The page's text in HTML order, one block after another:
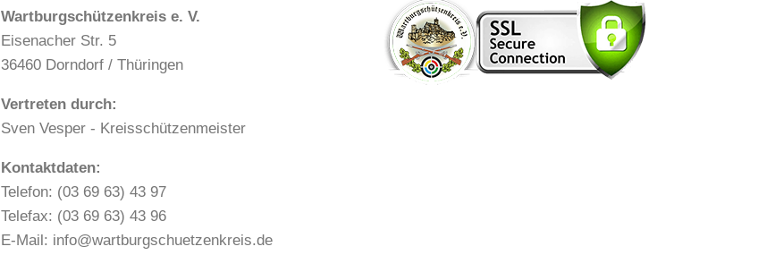
Wartburgschützenkreis e. V.
Eisenacher Str. 5
36460 Dorndorf / Thüringen
Vertreten durch:
Sven Vesper - Kreisschützenmeister
Kontaktdaten:
Telefon: (03 69 63) 43 97
Telefax: (03 69 63) 43 96
E-Mail: info@wartburgschuetzenkreis.de